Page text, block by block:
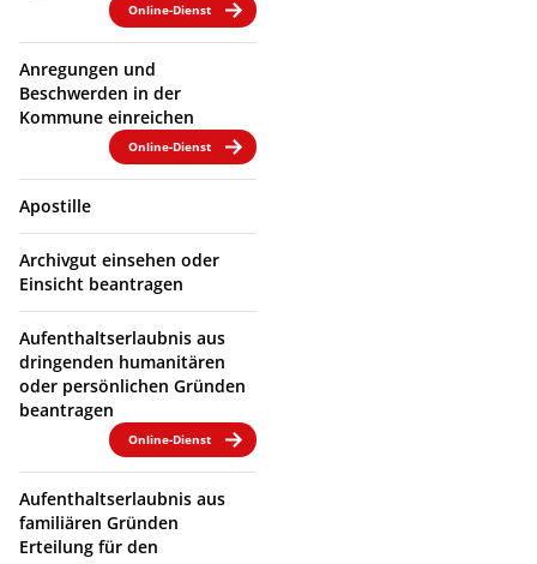
Online-Dienst
Anregungen und
Beschwerden in der
Kommune einreichen
Online-Dienst
Apostille
Archivgut einsehen oder
Einsicht beantragen
Aufenthaltserlaubnis aus
dringenden humanitären
oder persönlichen Gründen
beantragen
Online-Dienst
Aufenthaltserlaubnis aus
familiären Gründen
Erteilung für den